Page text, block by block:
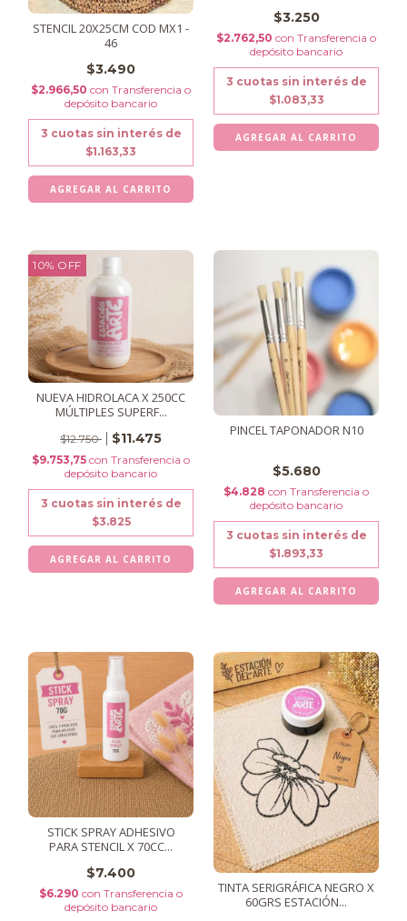
STENCIL 20X25CM COD MX1 -
46
$3.490
$2.966,50 con Transferencia o
depósito bancario
3 cuotas sin interés de
$1.163,33
$3.250
$2.762,50 con Transferencia o
depósito bancario
3 cuotas sin interés de
$1.083,33
10% OFF
NUEVA HIDROLACA X 250CC
MÚLTIPLES SUPERF...
$12.750 $11.475
$9.753,75 con Transferencia o
depósito bancario
3 cuotas sin interés de
$3.825
PINCEL TAPONADOR N10
$5.680
$4.828 con Transferencia o
depósito bancario
3 cuotas sin interés de
$1.893,33
STICK SPRAY ADHESIVO
PARA STENCIL X 70CC...
$7.400
$6.290 con Transferencia o
depósito bancario
TINTA SERIGRÁFICA NEGRO X
60GRS ESTACIÓN...